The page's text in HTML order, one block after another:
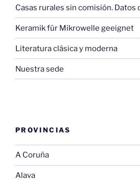
Casas rurales sin comisión. Datos
Keramik für Mikrowelle geeignet
Literatura clásica y moderna
Nuestra sede
PROVINCIAS
A Coruña
Alava